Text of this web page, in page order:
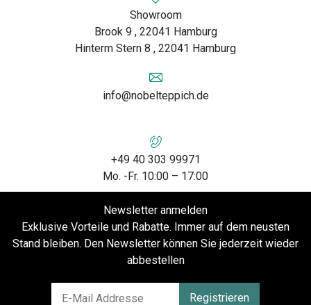
Showroom
Brook 9 , 22041 Hamburg
Hinterm Stern 8 , 22041 Hamburg
info@nobelteppich.de
+49 40 303 99971
Mo. -Fr. 10:00 – 17:00
Newsletter anmelden
Exklusive Vorteile und Rabatte. Immer auf dem neusten
Stand bleiben. Den Newsletter können Sie jederzeit wieder
abbestellen
Registrieren